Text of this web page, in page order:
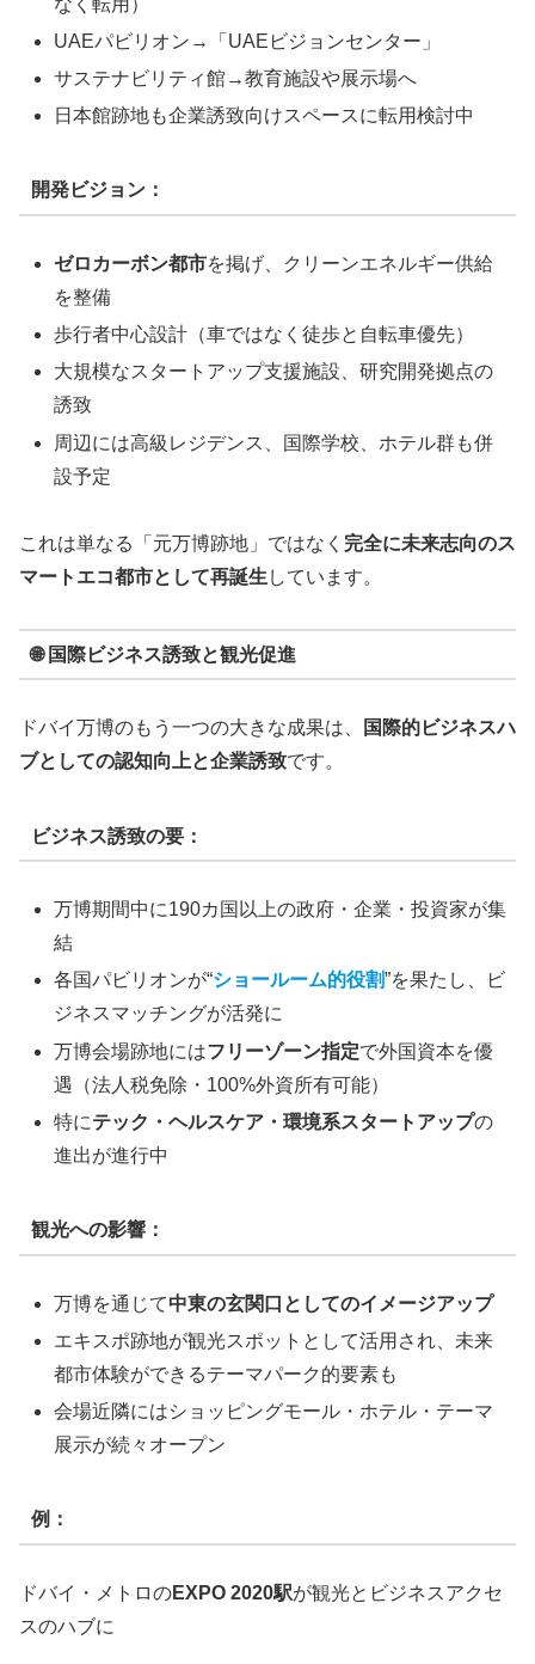
UAEパビリオン→「UAEビジョンセンター」
サステナビリティ館→教育施設や展示場へ
日本館跡地も企業誘致向けスペースに転用検討中
開発ビジョン：
ゼロカーボン都市を掲げ、クリーンエネルギー供給
を整備
歩行者中心設計（車ではなく徒歩と自転車優先）
大規模なスタートアップ支援施設、研究開発拠点の
誘致
周辺には高級レジデンス、国際学校、ホテル群も併
設予定
これは単なる「元万博跡地」ではなく 完全に未来志向のス
マートエコ都市として再誕生 しています。
🌐 国際ビジネス誘致と観光促進
ドバイ万博のもう一つの大きな成果は、
国際的ビジネスハ
ブとしての認知向上と企業誘致です。
ビジネス誘致の要：
万博期間中に190カ国以上の政府・企業・投資家が集
結
各国パビリオンが“ショールーム的役割”を果たし、ビ
ジネスマッチングが活発に
万博会場跡地にはフリーゾーン指定で外国資本を優
遇（法人税免除・100%外資所有可能）
特にテック・ヘルスケア・環境系スタートアップの
進出が進行中
観光への影響：
万博を通じて中東の玄関口としてのイメージアップ
エキスポ跡地が観光スポットとして活用され、未来
都市体験ができるテーマパーク的要素も
会場近隣にはショッピングモール・ホテル・テーマ
展示が続々オープン
例：
ドバイ・メトロのEXPO 2020駅が観光とビジネスアクセ
スのハブに